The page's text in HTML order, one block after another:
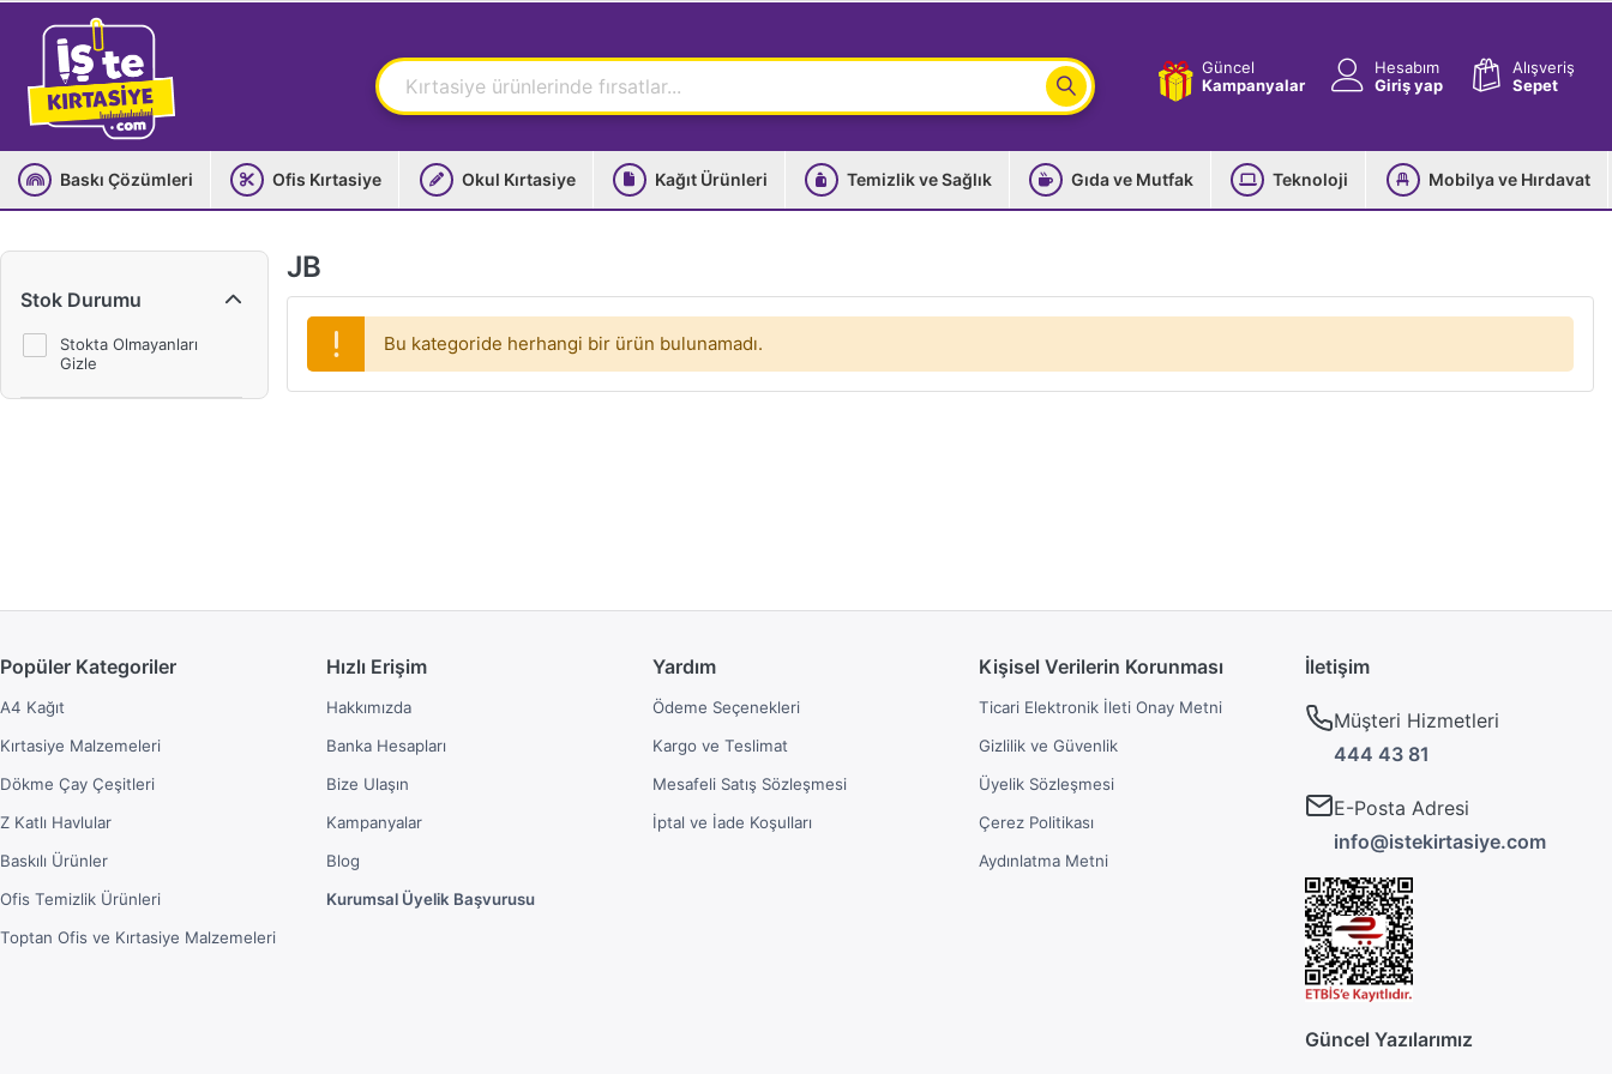
Güncel
Kampanyalar
Hesabım
Giriş yap
Alışveriş
Sepet
Baskı Çözümleri Ofis Kırtasiye Okul Kırtasiye Kağıt Ürünleri Temizlik ve Sağlık Gıda ve Mutfak Teknoloji Mobilya ve Hırdavat
Stok Durumu
Stokta Olmayanları
Gizle
JB
Bu kategoride herhangi bir ürün bulunamadı.
Popüler Kategoriler
A4 Kağıt
Kırtasiye Malzemeleri
Dökme Çay Çeşitleri
Z Katlı Havlular
Baskılı Ürünler
Ofis Temizlik Ürünleri
Toptan Ofis ve Kırtasiye Malzemeleri
Hızlı Erişim
Hakkımızda
Banka Hesapları
Bize Ulaşın
Kampanyalar
Blog
Kurumsal Üyelik Başvurusu
Yardım
Ödeme Seçenekleri
Kargo ve Teslimat
Mesafeli Satış Sözleşmesi
İptal ve İade Koşulları
Kişisel Verilerin Korunması
Ticari Elektronik İleti Onay Metni
Gizlilik ve Güvenlik
Üyelik Sözleşmesi
Çerez Politikası
Aydınlatma Metni
İletişim
Müşteri Hizmetleri
444 43 81
E-Posta Adresi
info@istekirtasiye.com
Güncel Yazılarımız